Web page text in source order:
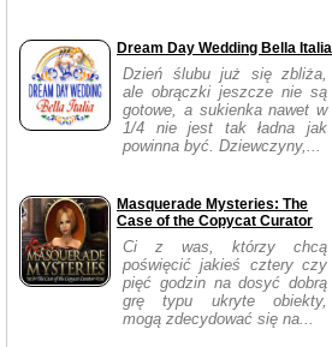
Dream Day Wedding Bella Italia
Dzień ślubu już się zbliża,
ale obrączki jeszcze nie są
gotowe, a sukienka nawet w
1/4 nie jest tak ładna jak
powinna być. Dziewczyny,...
Masquerade Mysteries: The
Case of the Copycat Curator
Ci z was, którzy chcą
poświęcić jakieś cztery czy
pięć godzin na dosyć dobrą
grę typu ukryte obiekty,
mogą zdecydować się na...